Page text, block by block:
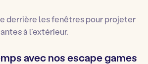
derrière les fenêtres pour projeter
à l’extérieur.
avec nos escape games